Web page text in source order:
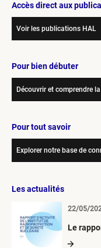
Accès direct aux
Voir les publications HAL
Pour bien débuter
Découvrir et comprendre
Pour tout savoir
Explorer notre base de
Les actualités
Le
22/05/